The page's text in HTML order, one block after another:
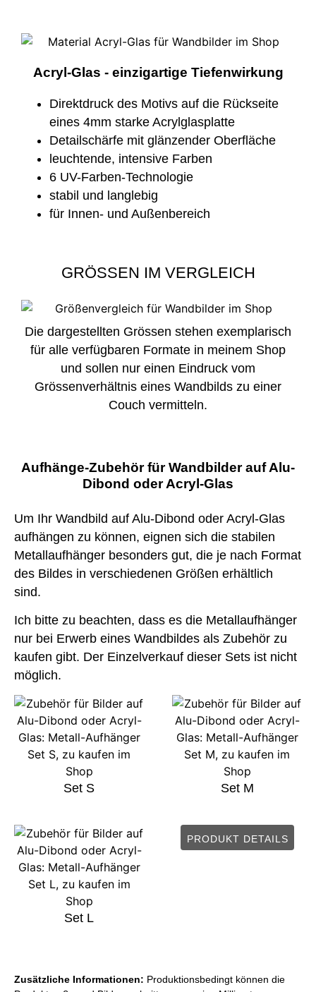
Acryl-Glas - einzigartige Tiefenwirkung
Direktdruck des Motivs auf die Rückseite
eines 4mm starke Acrylglasplatte
Detailschärfe mit glänzender Oberfläche
leuchtende, intensive Farben
6 UV-Farben-Technologie
stabil und langlebig
für Innen- und Außenbereich
GRÖSSEN IM VERGLEICH
Die dargestellten Grössen stehen exemplarisch
für alle verfügbaren Formate in meinem Shop
und sollen nur einen Eindruck vom
Grössenverhältnis eines Wandbilds zu einer
Couch vermitteln.
Aufhänge-Zubehör für Wandbilder auf Alu-
Dibond oder Acryl-Glas
Um Ihr Wandbild auf Alu-Dibond oder Acryl-Glas
aufhängen zu können, eignen sich die stabilen
Metallaufhänger besonders gut, die je nach Format
des Bildes in verschiedenen Größen erhältlich
sind.
Ich bitte zu beachten, dass es die Metallaufhänger
nur bei Erwerb eines Wandbildes als Zubehör zu
kaufen gibt. Der Einzelverkauf dieser Sets ist nicht
möglich.
Set S Set M
Set L
PRODUKT DETAILS
Zusätzliche Informationen: Produktionsbedingt können die